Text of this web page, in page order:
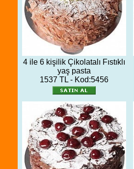
4 ile 6 kişilik Çikolatalı Fıstıklı
yaş pasta
1537 TL - Kod:5456